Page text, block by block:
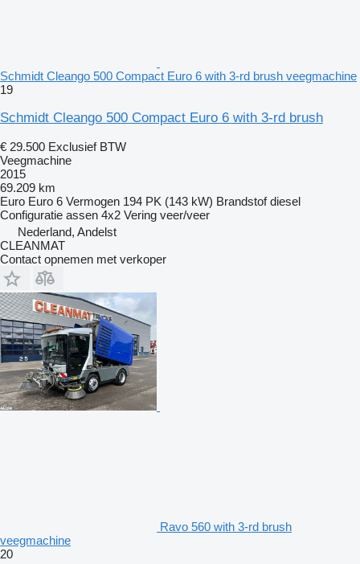
Schmidt Cleango 500 Compact Euro 6 with 3-rd brush veegmachine
19
Schmidt Cleango 500 Compact Euro 6 with 3-rd brush
€ 29.500 Exclusief BTW
Veegmachine
2015
69.209 km
Euro Euro 6 Vermogen 194 PK (143 kW) Brandstof diesel
Configuratie assen 4x2 Vering veer/veer
Nederland, Andelst
CLEANMAT
Contact opnemen met verkoper
Ravo 560 with 3-rd brush
veegmachine
20